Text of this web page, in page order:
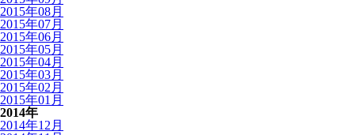
2015年08月
2015年07月
2015年06月
2015年05月
2015年04月
2015年03月
2015年02月
2015年01月
2014年
2014年12月